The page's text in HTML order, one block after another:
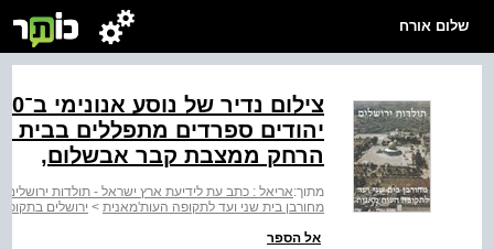
שלום אורח
יהודים ספרדים מתפללים בבית
הרחק ממצבת קבר אבשלום,
מתוך:אריאל : כתב עת לידיעת ארץ ישראל - תולדות
מחורבן בית שני ועד לתקופה העות'מאנית > ירושלים
אל הספר